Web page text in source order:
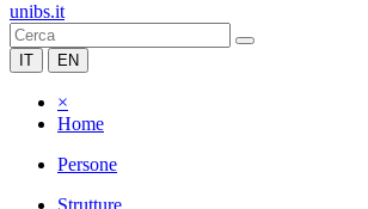
unibs.it
IT EN
×
Home
Persone
Strutture